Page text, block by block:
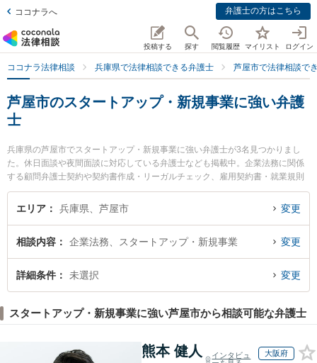
ココナラへ 弁護士の方はこちら
投稿する 探す 閲覧履歴 マイリスト ログイン
ココナラ法律相談 兵庫県で法律相談できる弁護士 芦屋市で法律相談で
芦屋市のスタートアップ・新規事業に強い弁護
士
兵庫県の芦屋市でスタートアップ・新規事業に強い弁護士が3名見つかりまし
た。休日面談や夜間面談に対応している弁護士なども掲載中。企業法務に関係
する顧問弁護士契約や契約書作成・リーガルチェック、雇用契約書・就業規則
作成等の細かな分野での絞り込み検索もでき便利です。特に芦屋本通り法律事
務所の辰巳 裕規弁護士や藤原成子法律事務所の藤原 成子弁護士、芦屋法律事務
ルを今すぐに弁護士に相談したい』『スタートアップ・新規事業のトラブル解
決の実績豊富な近くの弁護士を検索したい』『初回相談無料でスタートアッ
プ・新規事業を法律相談できる芦屋市内の弁護士に相談予約したい』などでお
エリア 兵庫県、芦屋市 変更
相談内容 企業法務、スタートアップ・新規事業 変更
詳細条件 未選択 変更
スタートアップ・新規事業に強い芦屋市から相談可能な弁護士
熊本 健人
インタビュ
大阪府